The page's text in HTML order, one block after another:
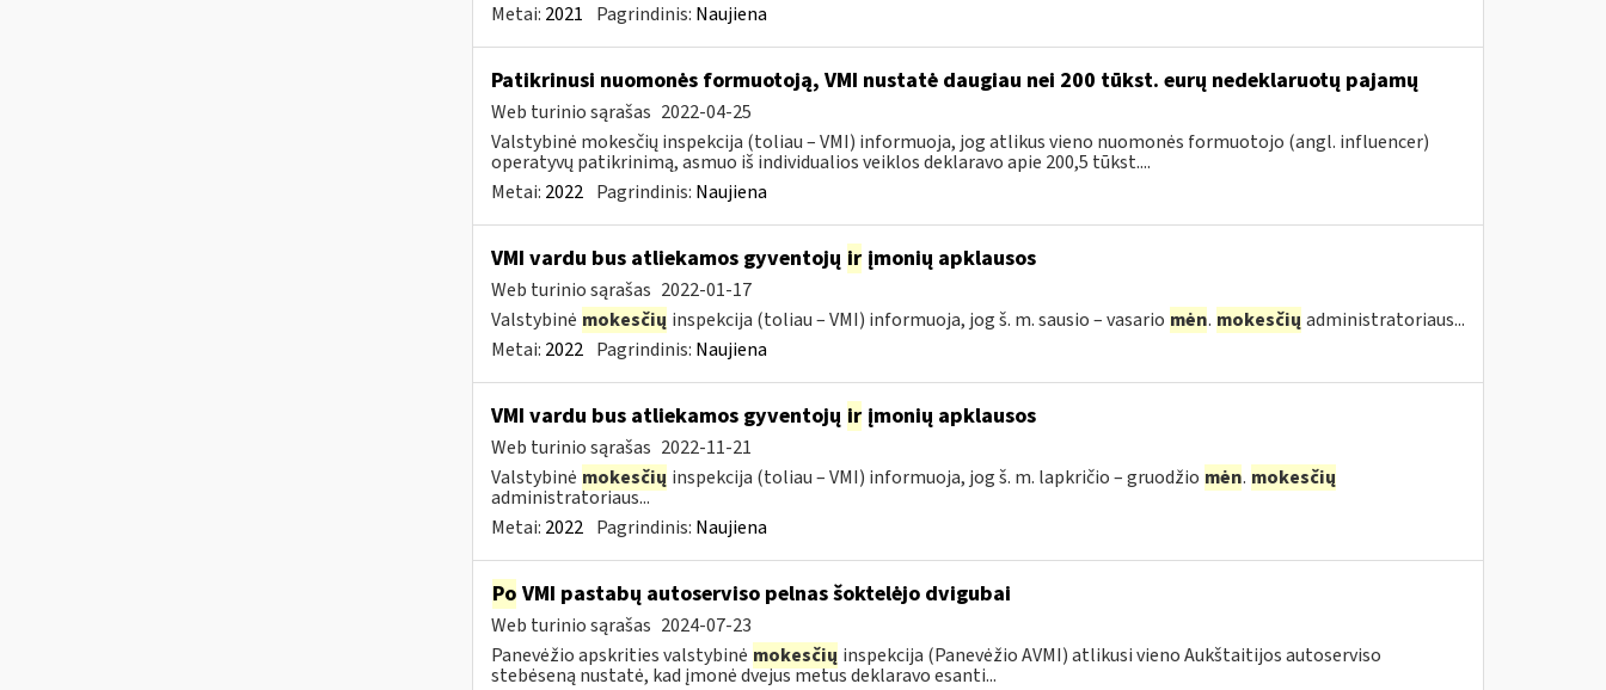
Metai: 2021 Pagrindinis: Naujiena
Patikrinusi nuomonės formuotoją, VMI nustatė daugiau nei 200 tūkst. eurų nedeklaruotų pajamų
Web turinio sąrašas 2022-04-25
Valstybinė mokesčių inspekcija (toliau – VMI) informuoja, jog atlikus vieno nuomonės formuotojo (angl. influencer)
operatyvų patikrinimą, asmuo iš individualios veiklos deklaravo apie 200,5 tūkst....
Metai: 2022 Pagrindinis: Naujiena
VMI vardu bus atliekamos gyventojų irįmonių apklausos
Web turinio sąrašas 2022-01-17
Valstybinė mokesčių inspekcija (toliau – VMI) informuoja, jog š. m. sausio – vasario mėn. mokesčių administratoriaus...
Metai: 2022 Pagrindinis: Naujiena
VMI vardu bus atliekamos gyventojų irįmonių apklausos
Web turinio sąrašas 2022-11-21
Valstybinė mokesčių inspekcija (toliau – VMI) informuoja, jog š. m. lapkričio – gruodžio mėn. mokesčių
administratoriaus...
Metai: 2022 Pagrindinis: Naujiena
Po VMI pastabų autoserviso pelnas šoktelėjo dvigubai
Web turinio sąrašas 2024-07-23
Panevėžio apskrities valstybinė mokesčių inspekcija (Panevėžio AVMI) atlikusi vieno Aukštaitijos autoserviso
stebėseną nustatė, kad įmonė dvejus metus deklaravo esanti...